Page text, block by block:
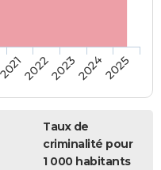
20212022202320242025
Taux de
criminalité pour
1 000 habitants